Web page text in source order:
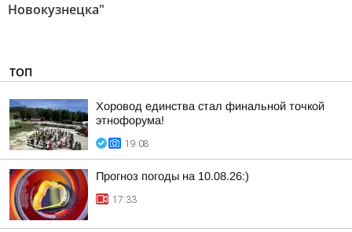
Новокузнецка"
ТОП
Хоровод единства стал финальной точкой
этнофорума!
19:08
Прогноз погоды на 10.08.26:)
17:33